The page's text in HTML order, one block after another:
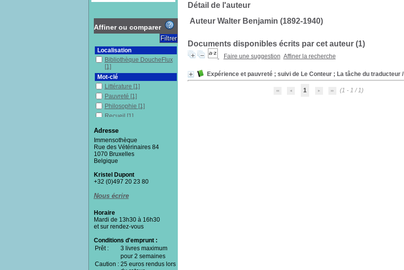
Détail de l'auteur
Auteur Walter Benjamin (1892-1940)
Documents disponibles écrits par cet auteur (1)
Faire une suggestion Affiner la recherche
Expérience et pauvreté ; suivi de Le Conteur ; La tâche du traducteur/
1 (1 - 1 / 1)
Affiner ou comparer
Localisation
Bibliothèque DoucheFlux
[1]
Mot-clé
Littérature [1]
Pauvreté [1]
Philosophie [1]
Recueil [1]
Section
Fictions
Adresse
Immensothèque
Rue des Vétérinaires 84
1070 Bruxelles
Belgique
Kristel Dupont
+32 (0)497 20 23 80
Nous écrire
Horaire
Mardi de 13h30 à 16h30
et sur rendez-vous
Conditions d'emprunt :
Prêt :
3 livres maximum
pour 2 semaines
Caution : 25 euros rendus lors